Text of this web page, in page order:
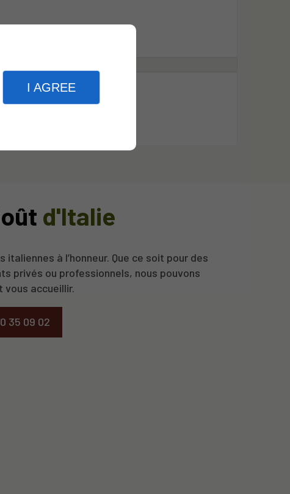
I AGREE
d'Italie
italiennes à l’honneur. Que ce soit pour des
privés ou professionnels, nous pouvons
vous accueillir.
35 09 02